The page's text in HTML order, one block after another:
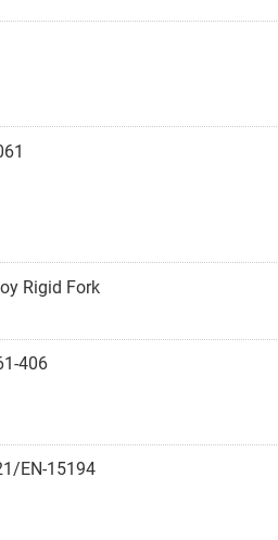
Rigid Fork
406
EN-15194